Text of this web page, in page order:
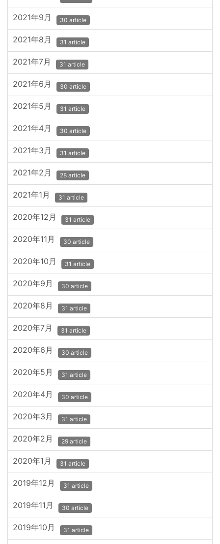
2021年9月 30 article
2021年8月 31 article
2021年7月 31 article
2021年6月 30 article
2021年5月 31 article
2021年4月 30 article
2021年3月 31 article
2021年2月 28 article
2021年1月 31 article
2020年12月 31 article
2020年11月 30 article
2020年10月 31 article
2020年9月 30 article
2020年8月 31 article
2020年7月 31 article
2020年6月 30 article
2020年5月 31 article
2020年4月 30 article
2020年3月 31 article
2020年2月 29 article
2020年1月 31 article
2019年12月 31 article
2019年11月 30 article
2019年10月 31 article